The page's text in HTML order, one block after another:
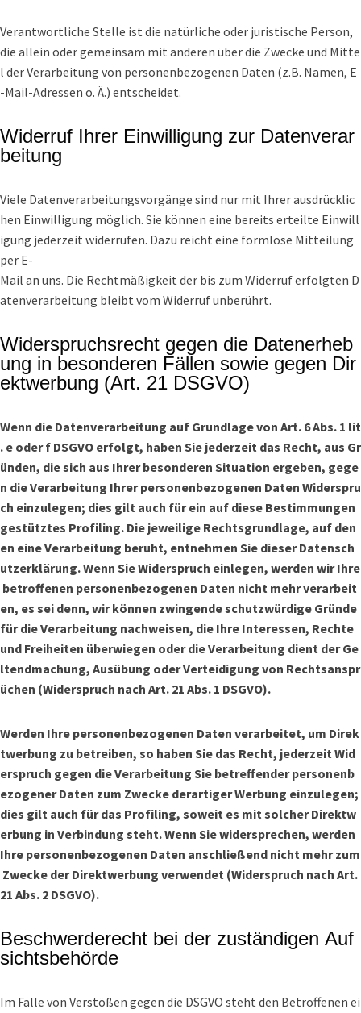
Verantwortliche Stelle ist die natürliche oder juristische Person,
die allein oder gemeinsam mit anderen über die Zwecke und Mitte
l der Verarbeitung von personenbezogenen Daten (z.B. Namen, E
-Mail-Adressen o. Ä.) entscheidet.
Widerruf Ihrer Einwilligung zur Datenverar
beitung
Viele Datenverarbeitungsvorgänge sind nur mit Ihrer ausdrücklic
hen Einwilligung möglich. Sie können eine bereits erteilte Einwill
igung jederzeit widerrufen. Dazu reicht eine formlose Mitteilung
per E-
Mail an uns. Die Rechtmäßigkeit der bis zum Widerruf erfolgten D
atenverarbeitung bleibt vom Widerruf unberührt.
Widerspruchsrecht gegen die Datenerheb
ung in besonderen Fällen sowie gegen Dir
ektwerbung (Art. 21 DSGVO)
Wenn die Datenverarbeitung auf Grundlage von Art. 6 Abs. 1 lit
. e oder f DSGVO erfolgt, haben Sie jederzeit das Recht, aus Gr
ünden, die sich aus Ihrer besonderen Situation ergeben, gege
n die Verarbeitung Ihrer personenbezogenen Daten Widerspru
ch einzulegen; dies gilt auch für ein auf diese Bestimmungen
gestütztes Profiling. Die jeweilige Rechtsgrundlage, auf den
en eine Verarbeitung beruht, entnehmen Sie dieser Datensch
utzerklärung. Wenn Sie Widerspruch einlegen, werden wir Ihre
betroffenen personenbezogenen Daten nicht mehr verarbeit
en, es sei denn, wir können zwingende schutzwürdige Gründe
für die Verarbeitung nachweisen, die Ihre Interessen, Rechte
und Freiheiten überwiegen oder die Verarbeitung dient der Ge
ltendmachung, Ausübung oder Verteidigung von Rechtsanspr
üchen (Widerspruch nach Art. 21 Abs. 1 DSGVO).
Werden Ihre personenbezogenen Daten verarbeitet, um Direk
twerbung zu betreiben, so haben Sie das Recht, jederzeit Wid
erspruch gegen die Verarbeitung Sie betreffender personenb
ezogener Daten zum Zwecke derartiger Werbung einzulegen;
dies gilt auch für das Profiling, soweit es mit solcher Direktw
erbung in Verbindung steht. Wenn Sie widersprechen, werden
Ihre personenbezogenen Daten anschließend nicht mehr zum
Zwecke der Direktwerbung verwendet (Widerspruch nach Art.
21 Abs. 2 DSGVO).
Beschwerderecht bei der zuständigen Auf
sichtsbehörde
Im Falle von Verstößen gegen die DSGVO steht den Betroffenen ei